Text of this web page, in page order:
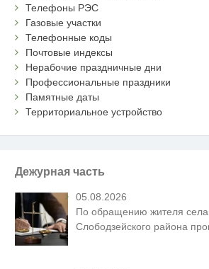
Телефоны РЭС
Газовые участки
Телефонные коды
Почтовые индексы
Нерабочие праздничные дни
Профессиональные праздники
Памятные даты
Территориальное устройство
Дежурная часть
05.08.2026
По обращению жителя села
Слободзейского района